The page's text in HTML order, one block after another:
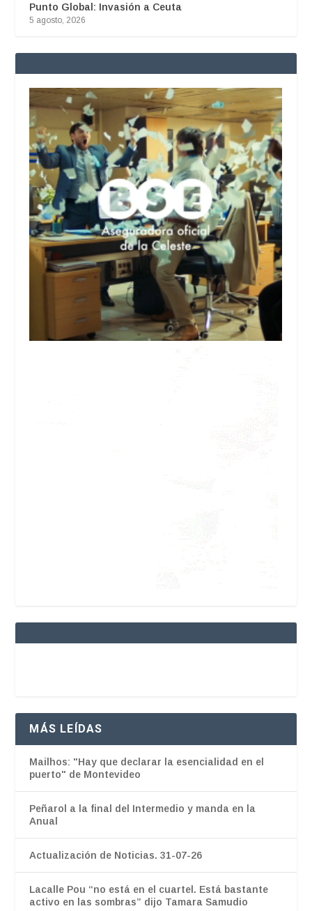
Punto Global: Invasión a Ceuta
5 agosto, 2026
MÁS LEÍDAS
Mailhos: "Hay que declarar la esencialidad en el
puerto" de Montevideo
Peñarol a la final del Intermedio y manda en la
Anual
Actualización de Noticias. 31-07-26
Lacalle Pou “no está en el cuartel. Está bastante
activo en las sombras” dijo Tamara Samudio